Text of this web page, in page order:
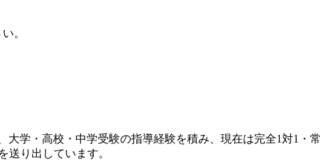
。
学・高校・中学受験の指導経験を積み、現在は完全1対1・常
り出しています。